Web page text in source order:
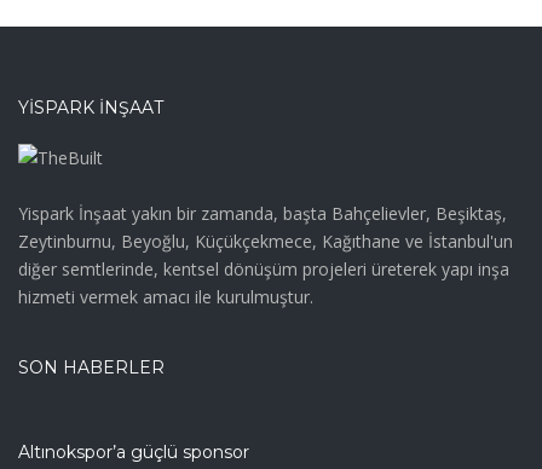
YISPARK İNŞAAT
Yispark İnşaat yakın bir zamanda, başta Bahçelievler, Beşiktaş,
Zeytinburnu, Beyoğlu, Küçükçekmece, Kağıthane ve İstanbul'un
diğer semtlerinde, kentsel dönüşüm projeleri üreterek yapı inşa
hizmeti vermek amacı ile kurulmuştur.
SON HABERLER
Altınokspor’a güçlü sponsor